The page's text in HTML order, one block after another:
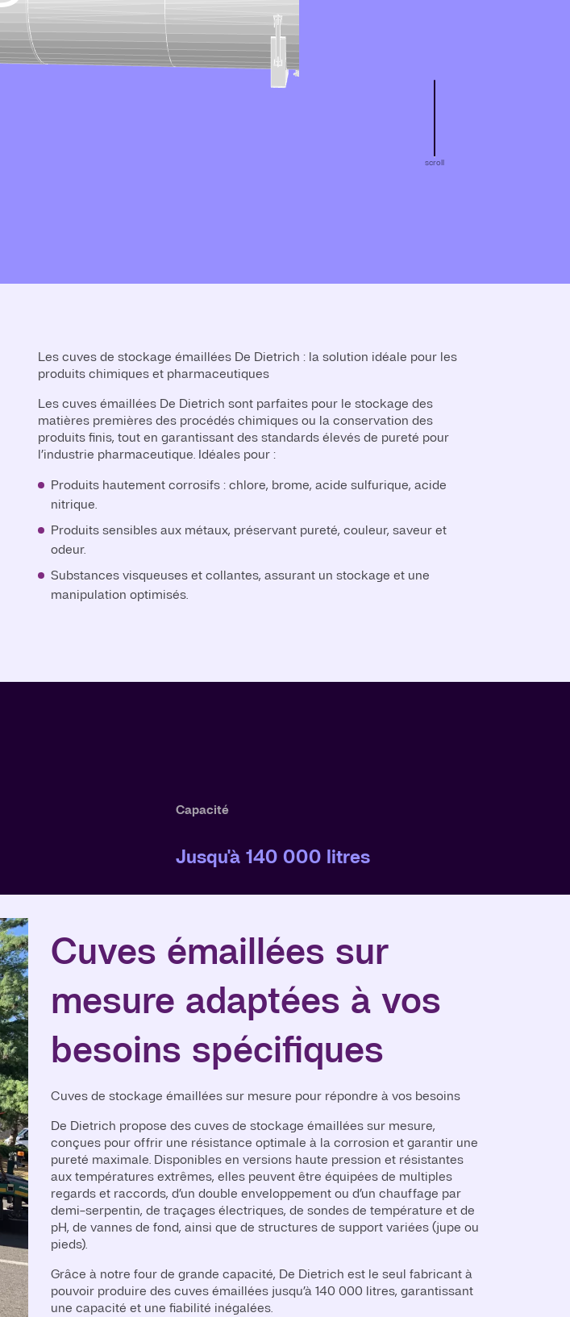
scroll
Les cuves de stockage émaillées De Dietrich : la solution idéale pour les
produits chimiques et pharmaceutiques
Les cuves émaillées De Dietrich sont parfaites pour le stockage des
matières premières des procédés chimiques ou la conservation des
produits finis, tout en garantissant des standards élevés de pureté pour
l’industrie pharmaceutique. Idéales pour :
Produits hautement corrosifs : chlore, brome, acide sulfurique, acide
nitrique.
Produits sensibles aux métaux, préservant pureté, couleur, saveur et
odeur.
Substances visqueuses et collantes, assurant un stockage et une
manipulation optimisés.
Capacité
Jusqu'à 140 000 litres
Cuves émaillées sur
mesure adaptées à vos
besoins spécifiques
Cuves de stockage émaillées sur mesure pour répondre à vos besoins
De Dietrich propose des cuves de stockage émaillées sur mesure,
conçues pour offrir une résistance optimale à la corrosion et garantir une
pureté maximale. Disponibles en versions haute pression et résistantes
aux températures extrêmes, elles peuvent être équipées de multiples
regards et raccords, d’un double enveloppement ou d’un chauffage par
demi-serpentin, de traçages électriques, de sondes de température et de
pH, de vannes de fond, ainsi que de structures de support variées (jupe ou
pieds).
Grâce à notre four de grande capacité, De Dietrich est le seul fabricant à
pouvoir produire des cuves émaillées jusqu’à 140 000 litres, garantissant
une capacité et une fiabilité inégalées.